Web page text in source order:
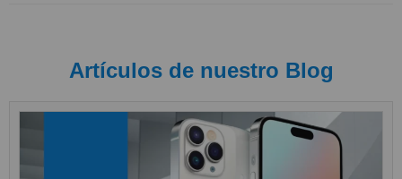
Artículos de nuestro Blog